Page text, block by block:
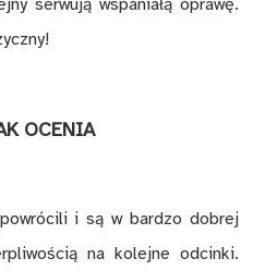
OCENIA
i są w bardzo dobrej
na kolejne odcinki.